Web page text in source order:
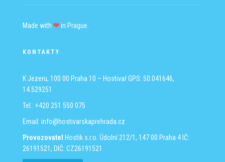
Made with in Prague.
KONTAKTY
K Jezeru, 100 00 Praha 10 – HostivařGPS: 50.041646,
14.529251
Tel.: +420 251 550 075
Email: info@hostivarskaprehrada.cz
Provozovatel
Hostik s.r.o. Údolní 212/1, 147 00 Praha 4 IČ:
26191521, DIČ: CZ26191521